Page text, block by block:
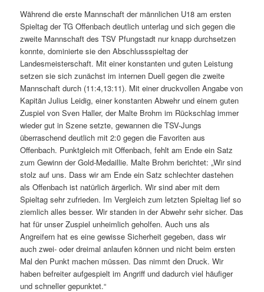
Während die erste Mannschaft der männlichen U18 am ersten
Spieltag der TG Offenbach deutlich unterlag und sich gegen die
zweite Mannschaft des TSV Pfungstadt nur knapp durchsetzen
konnte, dominierte sie den Abschlussspieltag der
Landesmeisterschaft. Mit einer konstanten und guten Leistung
setzen sie sich zunächst im internen Duell gegen die zweite
Mannschaft durch (11:4,13:11). Mit einer druckvollen Angabe von
Kapitän Julius Leidig, einer konstanten Abwehr und einem guten
Zuspiel von Sven Haller, der Malte Brohm im Rückschlag immer
wieder gut in Szene setzte, gewannen die TSV-Jungs
überraschend deutlich mit 2:0 gegen die Favoriten aus
Offenbach. Punktgleich mit Offenbach, fehlt am Ende ein Satz
zum Gewinn der Gold-Medaillie. Malte Brohm berichtet: „Wir sind
stolz auf uns. Dass wir am Ende ein Satz schlechter dastehen
als Offenbach ist natürlich ärgerlich. Wir sind aber mit dem
Spieltag sehr zufrieden. Im Vergleich zum letzten Spieltag lief so
ziemlich alles besser. Wir standen in der Abwehr sehr sicher. Das
hat für unser Zuspiel unheimlich geholfen. Auch uns als
Angreifern hat es eine gewisse Sicherheit gegeben, dass wir
auch zwei- oder dreimal anlaufen können und nicht beim ersten
Mal den Punkt machen müssen. Das nimmt den Druck. Wir
haben befreiter aufgespielt im Angriff und dadurch viel häufiger
und schneller gepunktet.“